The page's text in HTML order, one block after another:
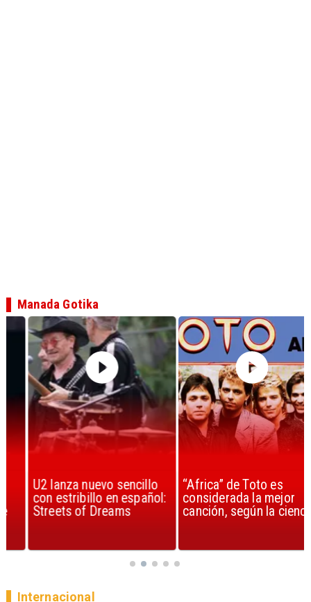
U2 lanza nuevo sencillo
con estribillo en español:
Streets of Dreams
“Africa” de Toto es
considerada la mejor
canción, según la ciencia
Manada Gotika
Internacional